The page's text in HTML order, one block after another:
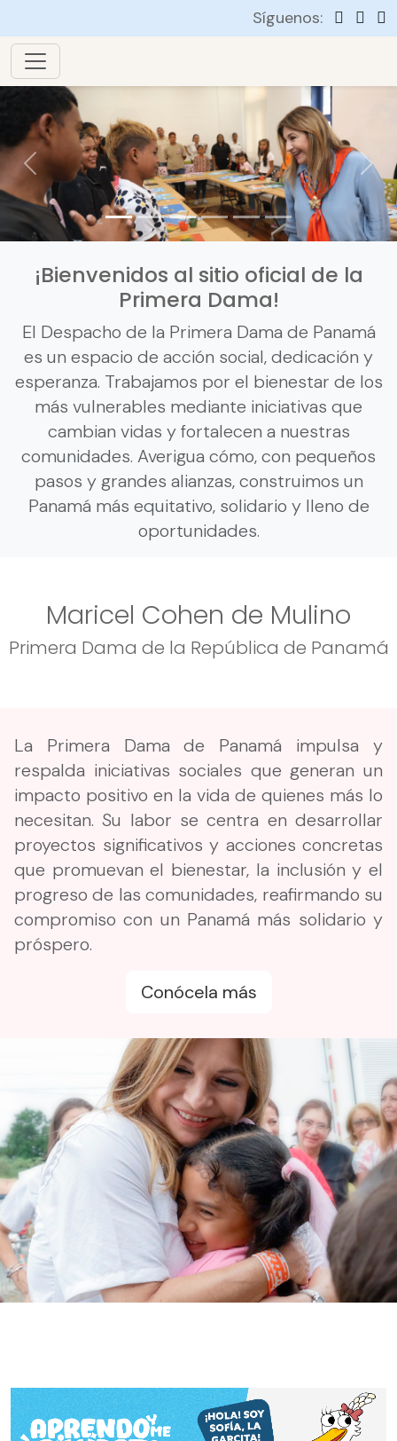
Síguenos:
Previous
¡Bienvenidos al sitio oficial de la
Primera Dama!
El Despacho de la Primera Dama de Panamá
es un espacio de acción social, dedicación y
esperanza. Trabajamos por el bienestar de los
más vulnerables mediante iniciativas que
cambian vidas y fortalecen a nuestras
comunidades. Averigua cómo, con pequeños
pasos y grandes alianzas, construimos un
Panamá más equitativo, solidario y lleno de
oportunidades.
Maricel Cohen de Mulino
Primera Dama de la República de Panamá
La Primera Dama de Panamá impulsa y
respalda iniciativas sociales que generan un
impacto positivo en la vida de quienes más lo
necesitan. Su labor se centra en desarrollar
proyectos significativos y acciones concretas
que promuevan el bienestar, la inclusión y el
progreso de las comunidades, reafirmando su
compromiso con un Panamá más solidario y
próspero.
Conócela más